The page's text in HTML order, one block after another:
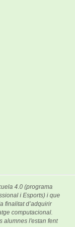
4.0 (programa
i Esports) i que
finalitat d’adquirir
computacional.
alumnes l'estan fent